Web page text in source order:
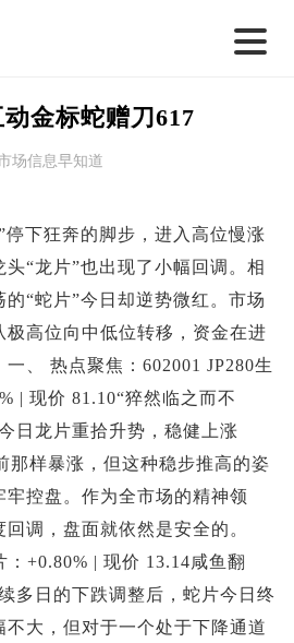
述
题
苑
坛
告
讯
坛
金标蛇赠刀617
场信息早知道
停下狂奔的脚步，进入高位慢涨
“龙片”也出现了小幅回调。相
“蛇片”今日却逆势微红。市场
极高位向中低位转移，资金在进
、 热点聚焦：602001 JP280生
| 现价 81.10“猝然临之而不
日龙片重拾升势，稳健上涨
那样暴涨，但这种稳步推高的姿
牢控盘。作为全市场的精神领
调，盘面就依然是安全的。
：+0.80% | 现价 13.14咸鱼翻
多日的下跌调整后，蛇片今日终
大，但对于一个处于下降通道